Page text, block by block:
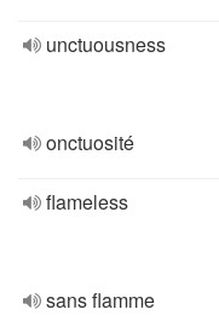
unctuousness
onctuosité
flameless
sans flamme